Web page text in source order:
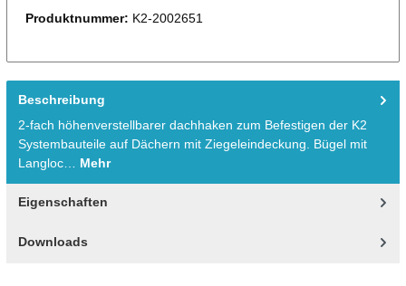
Produktnummer: K2-2002651
Beschreibung
2-fach höhenverstellbarer dachhaken zum Befestigen der K2
Systembauteile auf Dächern mit Ziegeleindeckung. Bügel mit
Langloc… Mehr
Eigenschaften
Downloads